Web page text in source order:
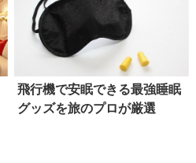
飛行機で安眠できる最強睡眠
グッズを旅のプロが厳選